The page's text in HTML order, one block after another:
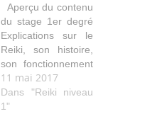
Aperçu du contenu
du stage 1er degré
Explications sur le
Reiki, son histoire,
son fonctionnement
(comment il agit,
purifie, aide…). Les
quatre initiations
11 mai 2017
Dans "Reiki niveau
1"